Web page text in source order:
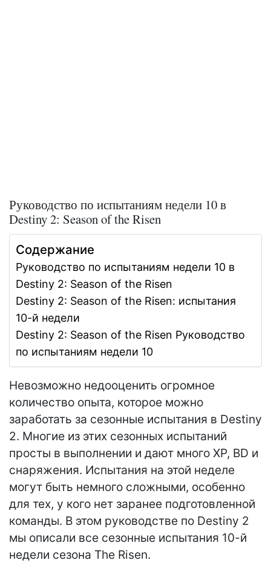
Руководство по испытаниям недели 10 в
Destiny 2: Season of the Risen
Содержание
Руководство по испытаниям недели 10 в
Destiny 2: Season of the Risen
Destiny 2: Season of the Risen: испытания
10-й недели
Destiny 2: Season of the Risen Руководство
по испытаниям недели 10
Невозможно недооценить огромное
количество опыта, которое можно
заработать за сезонные испытания в Destiny
2. Многие из этих сезонных испытаний
просты в выполнении и дают много XP, BD и
снаряжения. Испытания на этой неделе
могут быть немного сложными, особенно
для тех, у кого нет заранее подготовленной
команды. В этом руководстве по Destiny 2
мы описали все сезонные испытания 10-й
недели сезона The Risen.